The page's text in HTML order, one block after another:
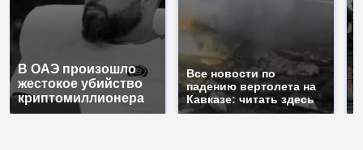
В ОАЭ произошло
жестокое убийство
криптомиллионера
Все новости по
падению вертолета на
Кавказе: читать здесь